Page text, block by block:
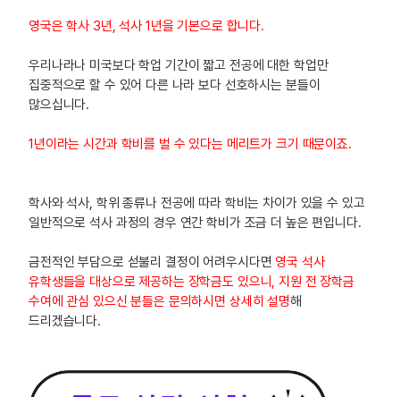
영국은 학사 3년, 석사 1년을 기본으로 합니다.
우리나라나 미국보다 학업 기간이 짧고 전공에 대한 학업만
집중적으로 할 수 있어 다른 나라 보다 선호하시는 분들이
많으십니다.
1년이라는 시간과 학비를 벌 수 있다는 메리트가 크기 때문이죠.
학사와 석사, 학위 종류나 전공에 따라 학비는 차이가 있을 수 있고
일반적으로 석사 과정의 경우 연간 학비가 조금 더 높은 편입니다.
금전적인 부담으로 섣불리 결정이 어려우시다면 영국 석사
유학생들을 대상으로 제공하는 장학금도 있으니, 지원 전 장학금
수여에 관심 있으신 분들은 문의하시면 상세히 설명해
드리겠습니다.